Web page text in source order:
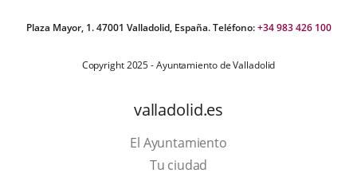
Plaza Mayor, 1. 47001 Valladolid, España. Teléfono:+34 983 426 100
Copyright 2025 - Ayuntamiento de Valladolid
valladolid.es
El Ayuntamiento
Tu ciudad